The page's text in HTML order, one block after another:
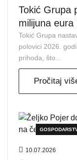
Tokić Grupa
milijuna
Tokić Grupa
polovici 2026.
prihoda, što...
Pročitaj
10.07.2026